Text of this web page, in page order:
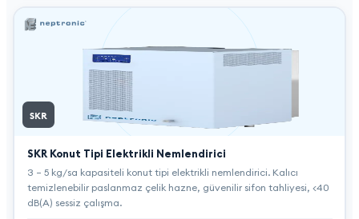
SKR
SKR Konut Tipi Elektrikli Nemlendirici
3 – 5 kg/sa kapasiteli konut tipi elektrikli nemlendirici. Kalıcı
temizlenebilir paslanmaz çelik hazne, güvenilir sifon tahliyesi, <40
dB(A) sessiz çalışma.